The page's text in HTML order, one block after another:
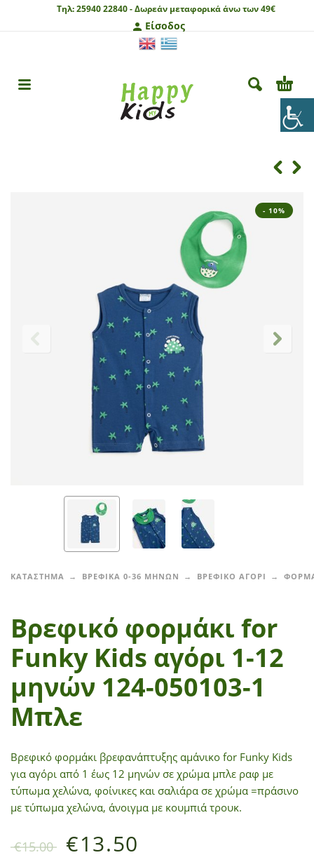
Τηλ:25940 22840 -Δωρεάν μεταφορικά άνω των 49€
Είσοδος
- 10%
ΚΑΤΑΣΤΗΜΑ ΒΡΕΦΙΚΑ 0-36 ΜΗΝΩΝ ΒΡΕΦΙΚΟ ΑΓΟΡΙ
Βρεφικό φορμάκι for
Funky Kids αγόρι 1-12
μηνών 124-050103-1
Μπλε
Βρεφικό φορμάκι βρεφανάπτυξης αμάνικο for Funky Kids
για αγόρι από 1 έως 12 μηνών σε χρώμα μπλε ραφ με
τύπωμα χελώνα, φοίνικες και σαλιάρα σε χρώμα =πράσινο
με τύπωμα χελώνα, άνοιγμα με κουμπιά τρουκ.
€15.00 €13.50